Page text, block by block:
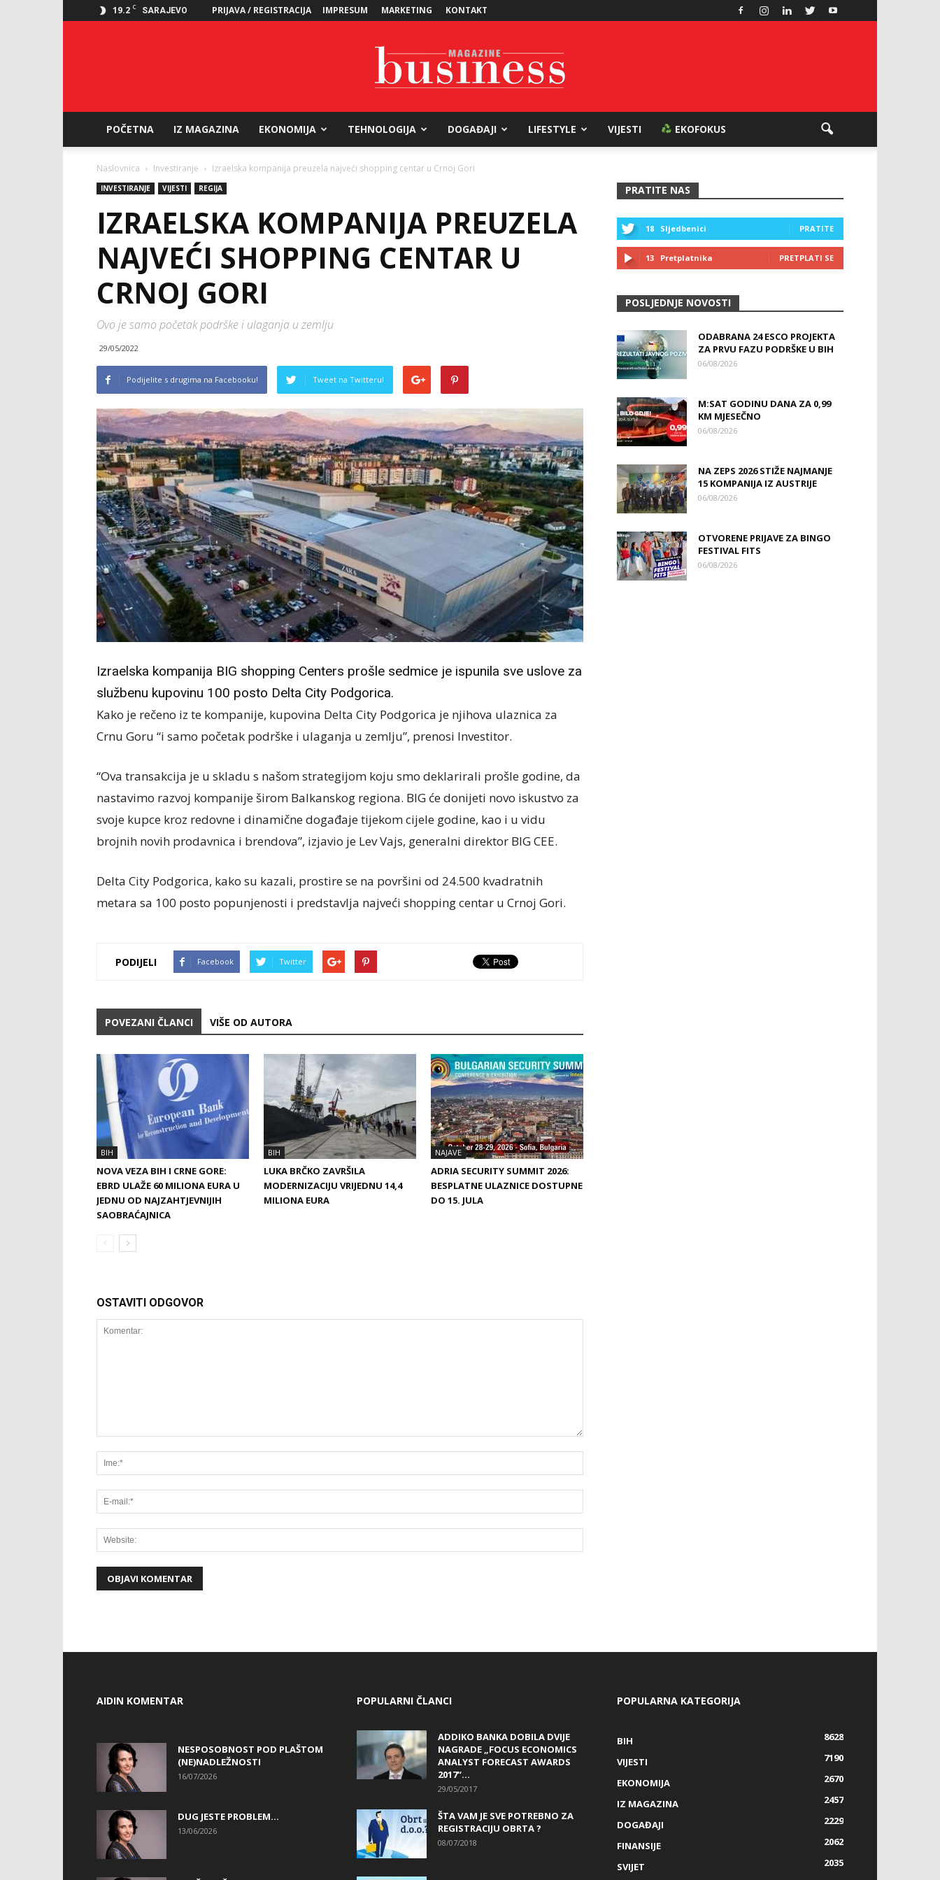
19.2 C SARAJEVO PRIJAVA / REGISTRACIJA IMPRESUM MARKETING KONTAKT
Magazine
POČETNA IZ MAGAZINA EKONOMIJA TEHNOLOGIJA DOGAĐAJI LIFESTYLE VIJESTI EKOFOKUS
Naslovnica Investiranje Izraelska kompanija preuzela najveći shopping centar u Crnoj Gori
INVESTIRANJE VIJESTI REGIJA
IZRAELSKA KOMPANIJA PREUZELA
NAJVEĆI SHOPPING CENTAR U
CRNOJ GORI
Ovo je samo početak podrške i ulaganja u zemlju
29/05/2022
Podijelite s drugima na Facebooku! Tweet na Twitteru!
Izraelska kompanija BIG shopping Centers prošle sedmice je ispunila sve uslove za
službenu kupovinu 100 posto Delta City Podgorica.
Kako je rečeno iz te kompanije, kupovina Delta City Podgorica je njihova ulaznica za
Crnu Goru “i samo početak podrške i ulaganja u zemlju”, prenosi Investitor.
“Ova transakcija je u skladu s našom strategijom koju smo deklarirali prošle godine, da
nastavimo razvoj kompanije širom Balkanskog regiona. BIG će donijeti novo iskustvo za
svoje kupce kroz redovne i dinamične događaje tijekom cijele godine, kao i u vidu
brojnih novih prodavnica i brendova”, izjavio je Lev Vajs, generalni direktor BIG CEE.
Delta City Podgorica, kako su kazali, prostire se na površini od 24.500 kvadratnih
metara sa 100 posto popunjenosti i predstavlja najveći shopping centar u Crnoj Gori.
PODIJELI Facebook Twitter
POVEZANI ČLANCI VIŠE OD AUTORA
BIH
NOVA VEZA BIH I CRNE GORE:
EBRD ULAŽE 60 MILIONA EURA U
JEDNU OD NAJZAHTJEVNIJIH
SAOBRAĆAJNICA
BIH
LUKA BRČKO ZAVRŠILA
MODERNIZACIJU VRIJEDNU 14,4
MILIONA EURA
NAJAVE
ADRIA SECURITY SUMMIT 2026:
BESPLATNE ULAZNICE DOSTUPNE
DO 15. JULA
OSTAVITI ODGOVOR
PRATITE NAS
18 Sljedbenici PRATITE
13 Pretplatnika PRETPLATI SE
POSLJEDNJE NOVOSTI
ODABRANA 24 ESCO PROJEKTA
ZA PRVU FAZU PODRŠKE U BIH
06/08/2026
M:SAT GODINU DANA ZA 0,99
KM MJESEČNO
06/08/2026
NA ZEPS 2026 STIŽE NAJMANJE
15 KOMPANIJA IZ AUSTRIJE
06/08/2026
OTVORENE PRIJAVE ZA BINGO
FESTIVAL FITS
06/08/2026
AIDIN KOMENTAR
NESPOSOBNOST POD PLAŠTOM
(NE)NADLEŽNOSTI
16/07/2026
DUG JESTE PROBLEM…
13/06/2026
POPULARNI ČLANCI
ADDIKO BANKA DOBILA DVIJE
NAGRADE „FOCUS ECONOMICS
ANALYST FORECAST AWARDS
2017“...
29/05/2017
ŠTA VAM JE SVE POTREBNO ZA
REGISTRACIJU OBRTA ?
08/07/2018
POPULARNA KATEGORIJA
BIH
8628
VIJESTI
7190
EKONOMIJA
2670
IZ MAGAZINA
2457
DOGAĐAJI
2229
FINANSIJE
2062
SVIJET
2035